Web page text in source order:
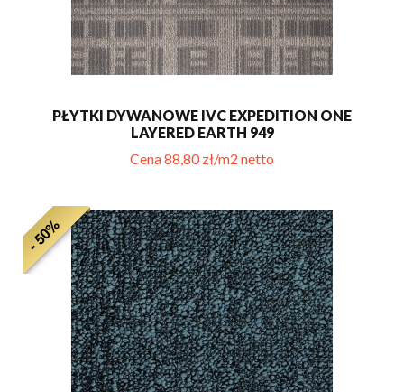
PŁYTKI DYWANOWE IVC EXPEDITION ONE
LAYERED EARTH 949
Cena 88,80 zł/m2 netto
- 50%